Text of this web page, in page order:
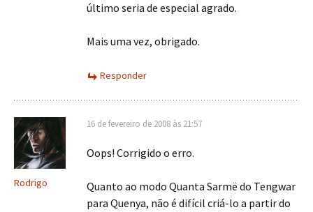
último seria de especial agrado.
Mais uma vez, obrigado.
Responder
Rodrigo
16 de fevereiro de 2008 às 21:57
Oops! Corrigido o erro.
Quanto ao modo Quanta Sarmë do Tengwar
para Quenya, não é difícil criá-lo a partir do